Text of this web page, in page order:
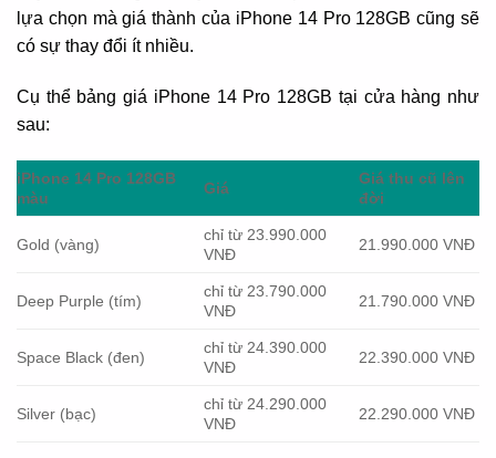
lựa chọn mà giá thành của iPhone 14 Pro 128GB cũng sẽ
có sự thay đổi ít nhiều.
Cụ thể bảng giá iPhone 14 Pro 128GB tại cửa hàng như
sau:
iPhone 14 Pro 128GB
màu
Giá
Giá thu cũ lên
đời
Gold (vàng)
chỉ từ 23.990.000
VNĐ
21.990.000 VNĐ
Deep Purple (tím)
chỉ từ 23.790.000
VNĐ
21.790.000 VNĐ
Space Black (đen)
chỉ từ 24.390.000
VNĐ
22.390.000 VNĐ
Silver (bạc)
chỉ từ 24.290.000
VNĐ
22.290.000 VNĐ